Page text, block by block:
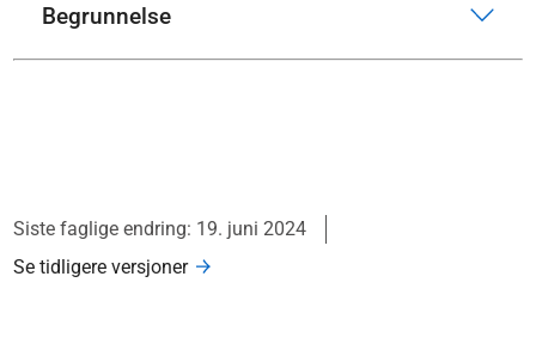
Begrunnelse
Siste faglige endring: 19. juni 2024
Se tidligere versjoner